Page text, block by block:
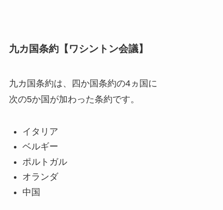
九カ国条約【ワシントン会議】
九カ国条約は、四か国条約の4ヵ国に
次の5か国が加わった条約です。
イタリア
ベルギー
ポルトガル
オランダ
中国